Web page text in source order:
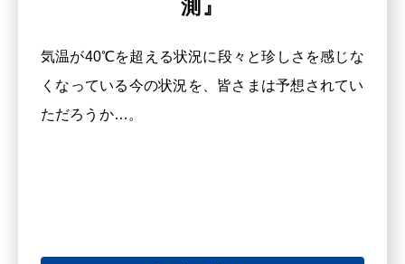
測』
気温が40℃を超える状況に段々と珍しさを感じな
くなっている今の状況を、皆さまは予想されてい
ただろうか…。